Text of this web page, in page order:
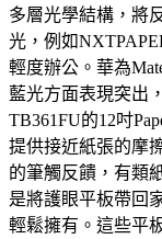
多層光學結構，將
光，例如
輕度辦公。華為
藍光方面表現突出
TB361FU的12吋
提供接近紙張的摩
的筆觸反饋，有類
是將護眼平板帶回
輕鬆擁有。這些平